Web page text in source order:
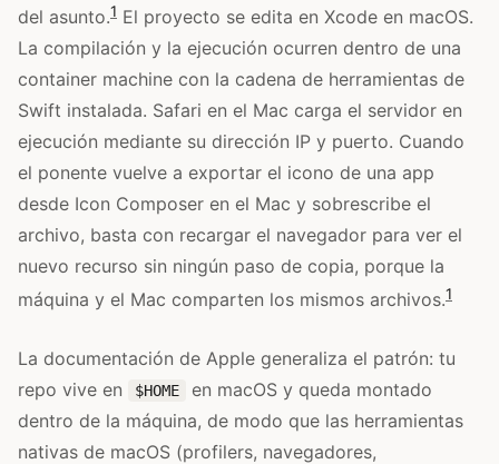
del asunto.1 El proyecto se edita en Xcode en macOS.
La compilación y la ejecución ocurren dentro de una
container machine con la cadena de herramientas de
Swift instalada. Safari en el Mac carga el servidor en
ejecución mediante su dirección IP y puerto. Cuando
el ponente vuelve a exportar el icono de una app
desde Icon Composer en el Mac y sobrescribe el
archivo, basta con recargar el navegador para ver el
nuevo recurso sin ningún paso de copia, porque la
máquina y el Mac comparten los mismos archivos.1
La documentación de Apple generaliza el patrón: tu
repo vive en
$HOME
en macOS y queda montado
dentro de la máquina, de modo que las herramientas
nativas de macOS (profilers, navegadores,